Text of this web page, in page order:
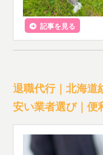
記事を見る
退職代行｜北海道
安い業者選び｜便